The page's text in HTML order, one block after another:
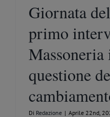
Giornata
primo
questione
Di Redazione | Aprile 22nd,